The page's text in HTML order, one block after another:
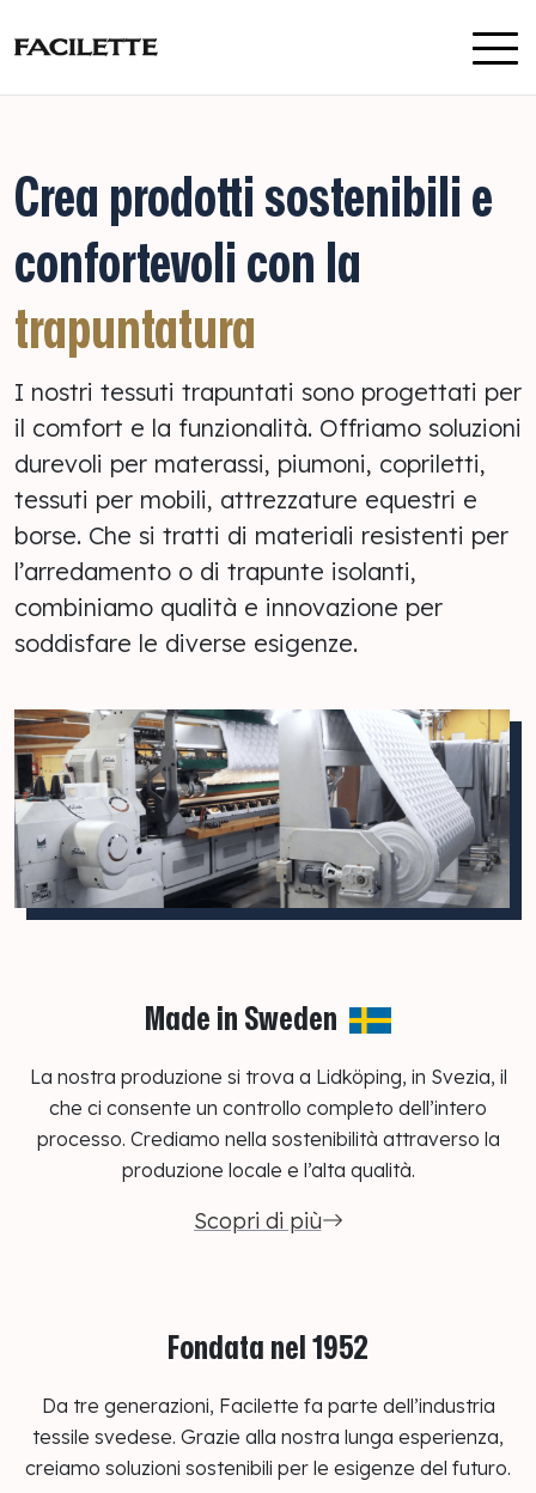
Crea prodotti sostenibili e
confortevoli con la
trapuntatura
I nostri tessuti trapuntati sono progettati per
il comfort e la funzionalità. Offriamo soluzioni
durevoli per materassi, piumoni, copriletti,
tessuti per mobili, attrezzature equestri e
borse. Che si tratti di materiali resistenti per
l’arredamento o di trapunte isolanti,
combiniamo qualità e innovazione per
soddisfare le diverse esigenze.
Made in Sweden
La nostra produzione si trova a Lidköping, in Svezia, il
che ci consente un controllo completo dell’intero
processo. Crediamo nella sostenibilità attraverso la
produzione locale e l’alta qualità.
Scopri di più
Fondata nel 1952
Da tre generazioni, Facilette fa parte dell’industria
tessile svedese. Grazie alla nostra lunga esperienza,
creiamo soluzioni sostenibili per le esigenze del futuro.